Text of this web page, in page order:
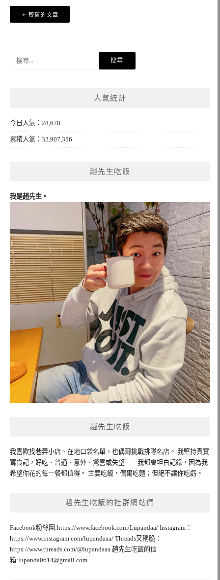
章
覽
較舊的文章
人氣統計
今日人氣：28,678
累積人氣：32,907,356
趙先生吃飯
我是趙先生。
趙先生吃飯
我喜歡找巷弄小店、在地口袋名單，也偶爾挑戰排隊名店。 我堅持真實
寫食記，好吃、普通、意外、驚喜或失望——我都會坦白記錄，因為我
希望你花的每一餐都值得。 主要吃飯，偶爾吃麵；但絕不讓你吃虧。
趙先生吃飯的社群網站們
Facebook粉絲團:https://www.facebook.com/Lupandaa/ Instagram：
https://www.instagram.com/lupandaaa/ Threads又稱脆：
https://www.threads.com/@lupandaaa 趙先生吃飯的信
箱:lupanda0614@gmail.com